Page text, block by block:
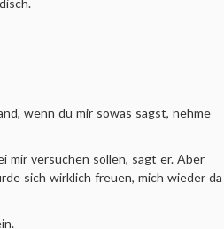
wenn du mir sowas sagst, nehme
versuchen sollen, sagt er. Aber
sich wirklich freuen, mich wieder da